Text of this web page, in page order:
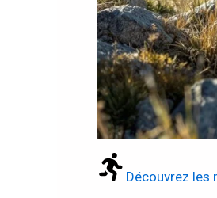
Découvrez les